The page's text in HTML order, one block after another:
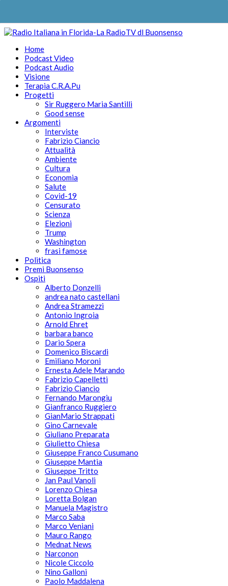
Home
Podcast Video
Podcast Audio
Visione
Terapia C.R.A.Pu
Progetti
Sir Ruggero Maria Santilli
Good sense
Argomenti
Interviste
Fabrizio Ciancio
Attualità
Ambiente
Cultura
Economia
Salute
Covid-19
Censurato
Scienza
Elezioni
Trump
Washington
frasi famose
Politica
Premi Buonsenso
Ospiti
Alberto Donzelli
andrea nato castellani
Andrea Stramezzi
Antonio Ingroia
Arnold Ehret
barbara banco
Dario Spera
Domenico Biscardi
Emiliano Moroni
Ernesta Adele Marando
Fabrizio Capelletti
Fabrizio Ciancio
Fernando Marongiu
Gianfranco Ruggiero
GianMario Strappati
Gino Carnevale
Giuliano Preparata
Giulietto Chiesa
Giuseppe Franco Cusumano
Giuseppe Mantia
Giuseppe Tritto
Jan Paul Vanoli
Lorenzo Chiesa
Loretta Bolgan
Manuela Magistro
Marco Saba
Marco Veniani
Mauro Rango
Mednat News
Narconon
Nicole Ciccolo
Nino Galloni
Paolo Maddalena